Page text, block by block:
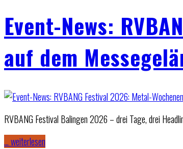
Event-News:
auf dem
RVBANG Festival Balingen 2026 – drei Tage, drei
… weiterlesen